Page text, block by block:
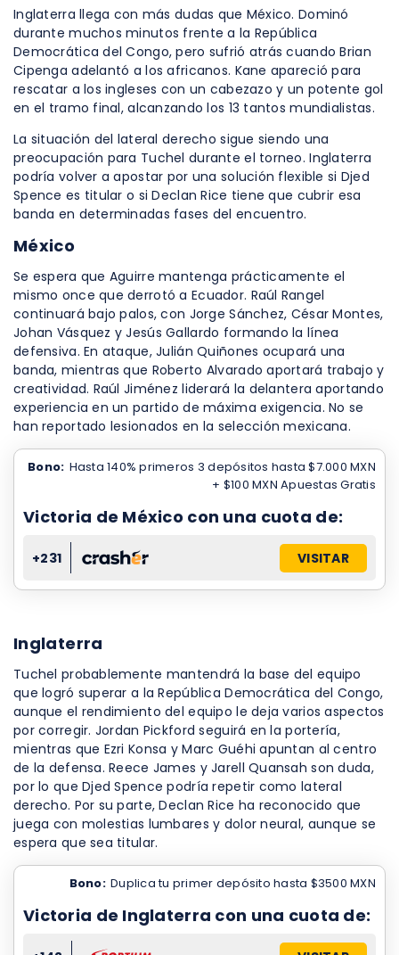
Inglaterra llega con más dudas que México. Dominó
durante muchos minutos frente a la República
Democrática del Congo, pero sufrió atrás cuando Brian
Cipenga adelantó a los africanos. Kane apareció para
rescatar a los ingleses con un cabezazo y un potente gol
en el tramo final, alcanzando los 13 tantos mundialistas.
La situación del lateral derecho sigue siendo una
preocupación para Tuchel durante el torneo. Inglaterra
podría volver a apostar por una solución flexible si Djed
Spence es titular o si Declan Rice tiene que cubrir esa
banda en determinadas fases del encuentro.
México
Se espera que Aguirre mantenga prácticamente el
mismo once que derrotó a Ecuador. Raúl Rangel
continuará bajo palos, con Jorge Sánchez, César Montes,
Johan Vásquez y Jesús Gallardo formando la línea
defensiva. En ataque, Julián Quiñones ocupará una
banda, mientras que Roberto Alvarado aportará trabajo y
creatividad. Raúl Jiménez liderará la delantera aportando
experiencia en un partido de máxima exigencia. No se
han reportado lesionados en la selección mexicana.
Bono: Hasta 140% primeros 3 depósitos hasta $7.000 MXN
+ $100 MXN Apuestas Gratis
Victoria de México con una cuota de:
+231 VISITAR
Inglaterra
Tuchel probablemente mantendrá la base del equipo
que logró superar a la República Democrática del Congo,
aunque el rendimiento del equipo le deja varios aspectos
por corregir. Jordan Pickford seguirá en la portería,
mientras que Ezri Konsa y Marc Guéhi apuntan al centro
de la defensa. Reece James y Jarell Quansah son duda,
por lo que Djed Spence podría repetir como lateral
derecho. Por su parte, Declan Rice ha reconocido que
juega con molestias lumbares y dolor neural, aunque se
espera que sea titular.
Bono: Duplica tu primer depósito hasta $3500 MXN
Victoria de Inglaterra con una cuota de: